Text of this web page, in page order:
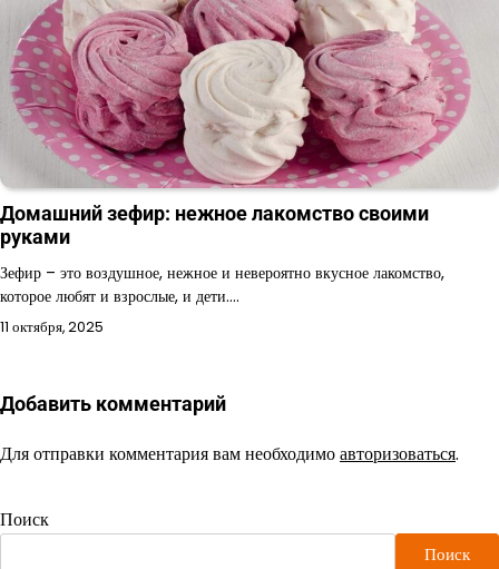
Домашний зефир: нежное лакомство своими
руками
Зефир – это воздушное, нежное и невероятно вкусное лакомство,
которое любят и взрослые, и дети.…
11 октября, 2025
Добавить комментарий
Для отправки комментария вам необходимоавторизоваться.
Поиск
Поиск